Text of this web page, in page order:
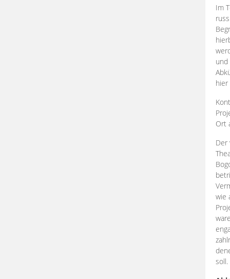
Im
und
Ort
Der
wie
zahlr
soll.